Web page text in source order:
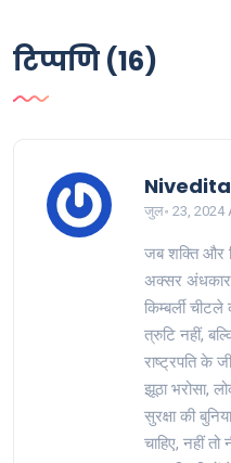
टिप्पणि (16)
जुल॰ 23, 2024
जब शक्ति और
अक्सर
किम्बर्ली
त्रुटि नहीं,
राष्ट्रपति के
झूठा भरोसा,
सुरक्षा की
चाहिए, नहीं